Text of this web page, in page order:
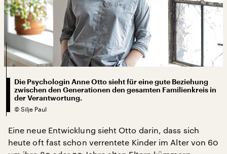
Die Psychologin Anne Otto sieht für eine gute Beziehung
zwischen den Generationen den gesamten Familienkreis in
der Verantwortung.
© Silje Paul
Eine neue Entwicklung sieht Otto darin, dass sich
heute oft fast schon verrentete Kinder im Alter von 60